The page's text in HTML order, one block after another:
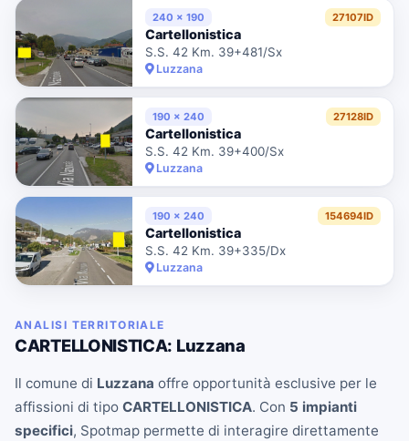
240 x 190 27107ID
Cartellonistica
S.S. 42 Km. 39+481/Sx
Luzzana
190 x 240 27128ID
Cartellonistica
S.S. 42 Km. 39+400/Sx
Luzzana
190 x 240 154694ID
Cartellonistica
S.S. 42 Km. 39+335/Dx
Luzzana
ANALISI TERRITORIALE
CARTELLONISTICA: Luzzana
Il comune di Luzzana offre opportunità esclusive per le
affissioni di tipo CARTELLONISTICA. Con 5 impianti
specifici, Spotmap permette di interagire direttamente